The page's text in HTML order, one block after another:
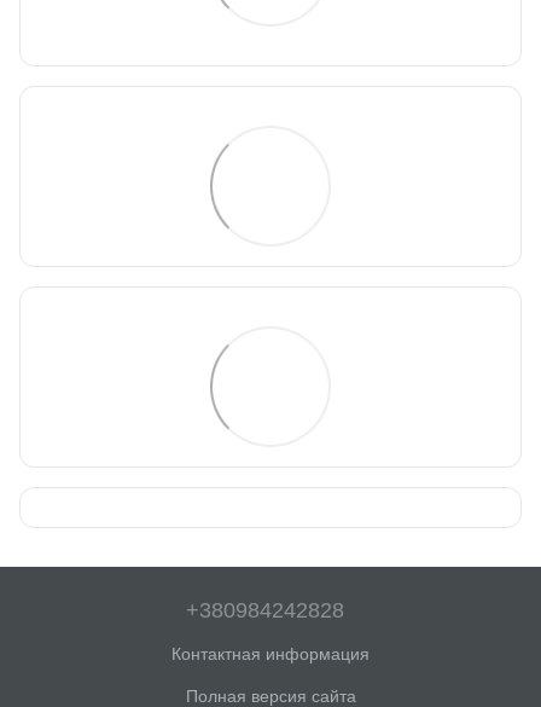
+380984242828
Контактная информация
Полная версия сайта